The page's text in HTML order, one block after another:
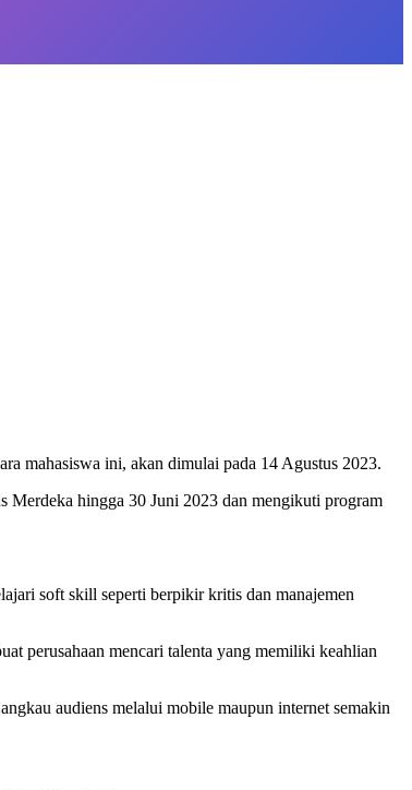
mahasiswa ini, akan dimulai pada 14 Agustus 2023.
Merdeka hingga 30 Juni 2023 dan mengikuti program
soft skill seperti berpikir kritis dan manajemen
perusahaan mencari talenta yang memiliki keahlian
audiens melalui mobile maupun internet semakin